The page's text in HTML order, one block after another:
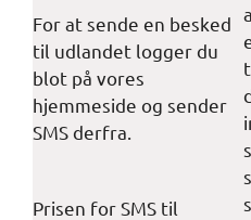
For at sende en besked
til udlandet logger du
blot på vores
hjemmeside og sender
SMS derfra.
Prisen for SMS til